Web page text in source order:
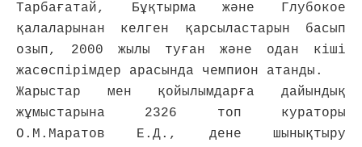
Тарбағатай, Бұқтырма және Глубокое
қалаларынан келген қарсыластарын басып
озып, 2000 жылы туған және одан кіші
жасөспірімдер арасында чемпион атанды.
Жарыстар мен қойылымдарға дайындық
жұмыстарына 2326 топ кураторы
О.М.Маратов Е.Д., дене шынықтыру